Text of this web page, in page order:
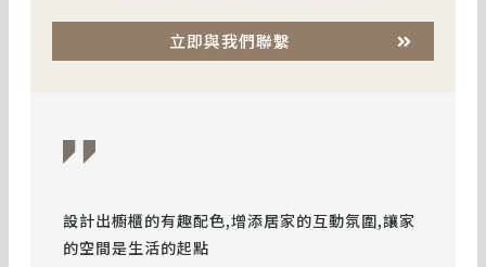
立即與我們聯繫
設計出櫥櫃的有趣配色,增添居家的互動氛圍,讓家
的空間是生活的起點